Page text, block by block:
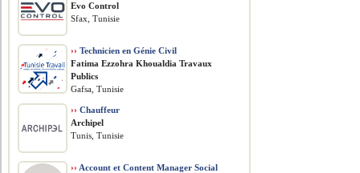
Evo Control
Sfax, Tunisie
›› Technicien en Génie Civil
Fatima Ezzohra Khoualdia Travaux
Publics
Gafsa, Tunisie
›› Chauffeur
Archipel
Tunis, Tunisie
›› Account et Content Manager Social